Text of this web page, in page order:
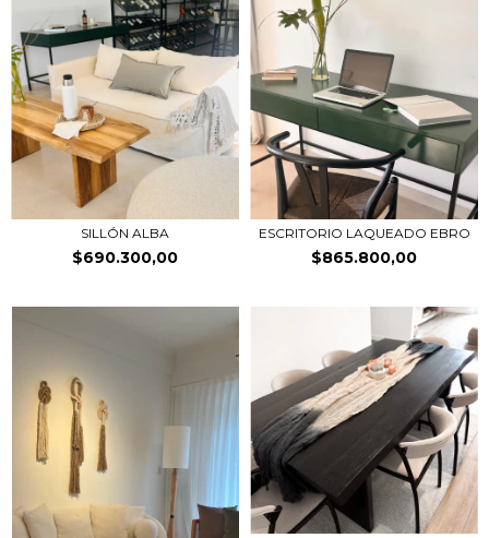
SILLÓN ALBA
$690.300,00
ESCRITORIO LAQUEADO EBRO
$865.800,00